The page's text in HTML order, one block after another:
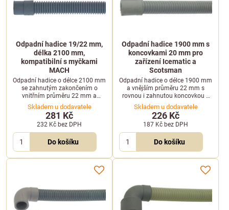
Odpadní hadice 19/22 mm,
délka 2100 mm,
kompatibilní s myčkami
MACH
Odpadní hadice o délce 2100 mm
se zahnutým zakončením o
vnitřním průměru 22 mm a
rovným zakončením o vnitřním
průměru 19 mm. Vhodná pro
profesionální myčky nádobí
MACH.
Skladem u dodavatele
281 Kč
232 Kč bez DPH
Do košíku
Odpadní hadice 1900 mm s
koncovkami 20 mm pro
zařízení Icematic a
Scotsman
Odpadní hadice o délce 1900 mm
a vnějším průměru 22 mm s
rovnou i zahnutou koncovkou o
vnitřním průměru 20 mm. Určena
pro vybrané modely Icematic a
Scotsman.
Skladem u dodavatele
226 Kč
187 Kč bez DPH
Do košíku